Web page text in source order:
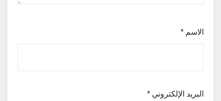
الاسم *
البريد الإلكتروني *